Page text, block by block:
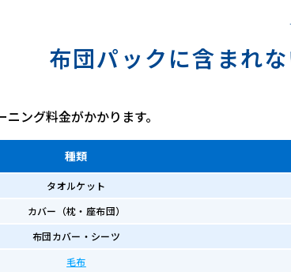
布団パックに含まれ
ング料金がかかります。
種類
タオルケット
カバー（枕・座布団）
布団カバー・シーツ
毛布